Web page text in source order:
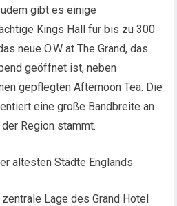
gibt es einige
Kings Hall für bis zu 300
neue O.W at The Grand, das
geöffnet ist, neben
gepflegten Afternoon Tea. Die
eine große Bandbreite an
Region stammt.
ältesten Städte Englands
Lage des Grand Hotel